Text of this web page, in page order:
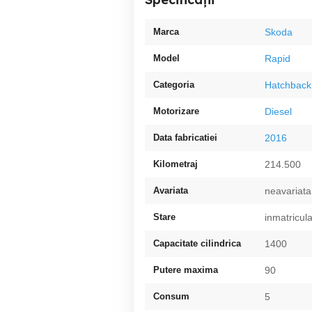
Marca Skoda
Model Rapid
Categoria Hatchback
Motorizare Diesel
Data fabricatiei 2016
Kilometraj 214.500
Avariata neavariata
Stare
Capacitate cilindrica 1400
Putere maxima 90
Consum 5